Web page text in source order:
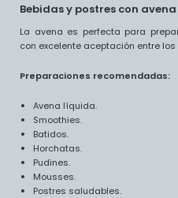
Bebidas y postres con avena
La avena es perfecta para
con excelente aceptación entre
Preparaciones recomendadas:
Avena líquida.
Smoothies.
Batidos.
Horchatas.
Pudines.
Mousses.
Postres saludables.